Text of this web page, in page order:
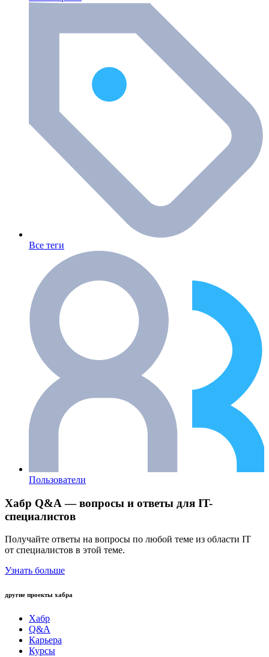
Все теги
Пользователи
Хабр Q&A — вопросы и ответы для IT-
специалистов
Получайте ответы на вопросы по любой теме из области IT
от специалистов в этой теме.
Узнать больше
другие проекты хабра
Хабр
Q&A
Карьера
Курсы